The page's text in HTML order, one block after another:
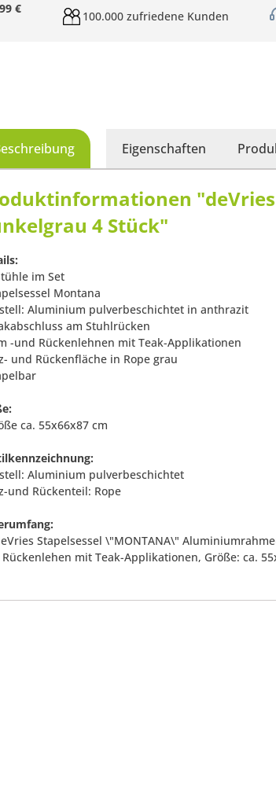
€
100.000 zufriedene Kunden
Eigenschaften
4 Stück"
im Set
Montana
Aluminium pulverbeschichtet in anthrazit
am Stuhlrücken
-und Rückenlehnen mit Teak-Applikationen
und Rückenfläche in Rope grau
ca. 55x66x87 cm
Aluminium pulverbeschichtet
und Rückenteil: Rope
Stapelsessel \"MONTANA\"
mit Teak-Applikationen, Größe: ca.